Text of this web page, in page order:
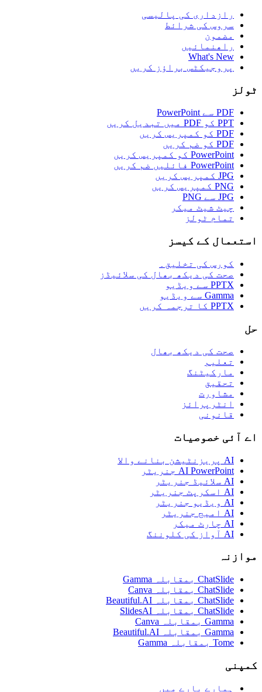
رازداری کی پالیسی
سروس کی شرائط
مضمون
راھنمائیں
What's New
پروجیکٹس براؤز کریں
ٹولز
PDF سے PowerPoint
PPT کو PDF میں تبدیل کریں
PDF کو کمپریس کریں
PDF کو ضم کریں
PowerPoint کو کمپریس کریں
PowerPoint فائلیں ضم کریں
JPG کمپریس کریں
PNG کمپریس کریں
JPG سے PNG
چیٹ شیٹ میکر
تمام ٹولز
استعمال کے کیسز
کورس کی تخلیق۔
صحت کی دیکھ بھال کی سلائیڈز
PPTX سے ویڈیو
Gamma سے ویڈیو
PPTX کا ترجمہ کریں
حل
صحت کی دیکھ بھال
تعلیم
مارکیٹنگ
تحقیق
مشاورت
انٹرپرائز
قانونی
اے آئی خصوصیات
AI پریزنٹیشن بنانے والا
AI PowerPoint جنریٹر
AI سلائیڈ جنریٹر
AI اسکرپٹ جنریٹر
AI ویڈیو جنریٹر
AI امیج جنریٹر
AI چارٹ میکر
AI آواز کی کلوننگ
موازنہ
ChatSlide بمقابلہ Gamma
ChatSlide بمقابلہ Canva
ChatSlide بمقابلہ Beautiful.AI
ChatSlide بمقابلہ SlidesAI
Gamma بمقابلہ Canva
Gamma بمقابلہ Beautiful.AI
Tome بمقابلہ Gamma
کمپنی
ہمارے بارے میں